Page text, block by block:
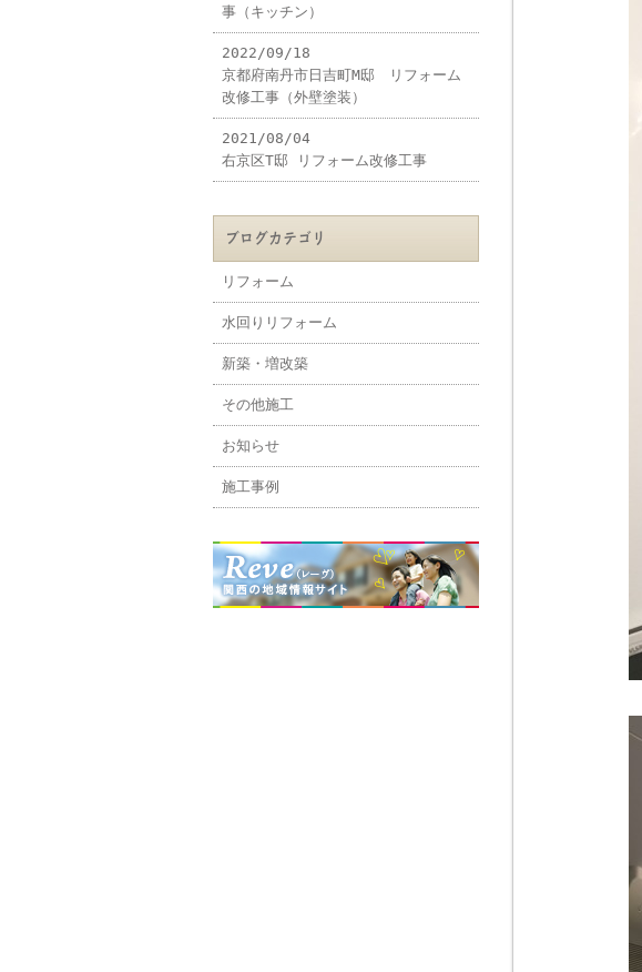
事（キッチン）
2022/09/18
京都府南丹市日吉町M邸 リフォーム
改修工事（外壁塗装）
2021/08/04
右京区T邸 リフォーム改修工事
ブログカテゴリ
リフォーム
水回りリフォーム
新築・増改築
その他施工
お知らせ
施工事例